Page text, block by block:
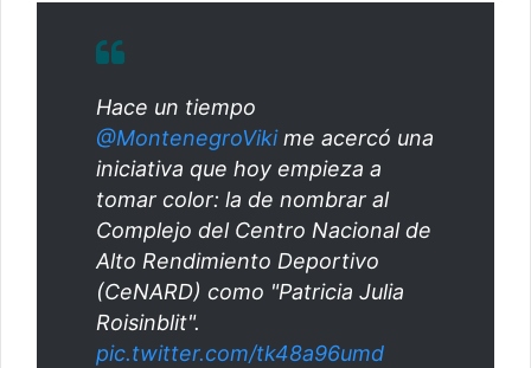
Hace un tiempo
@MontenegroVikime acercó una
iniciativa que hoy empieza a
tomar color: la de nombrar al
Complejo del Centro Nacional de
Alto Rendimiento Deportivo
(CeNARD) como "Patricia Julia
Roisinblit".
pic.twitter.com/tk48a96umd